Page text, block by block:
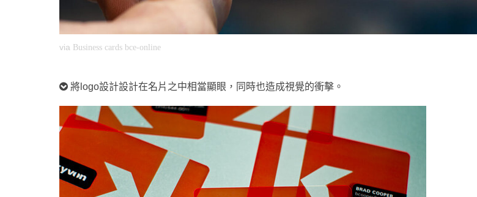
via Business cards bce-online
將logo設計設計在名片之中相當顯眼，同時也造成視覺的衝擊。